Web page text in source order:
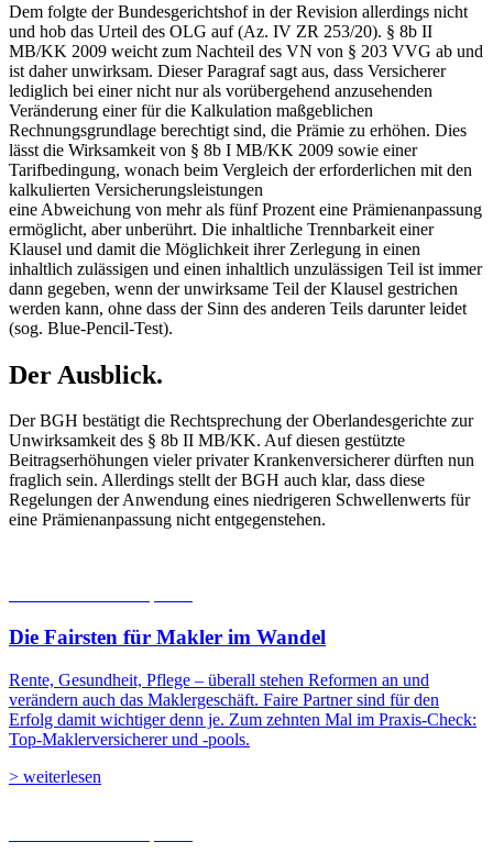
Dem folgte der Bundesgerichtshof in der Revision allerdings nicht
und hob das Urteil des OLG auf (Az. IV ZR 253/20). § 8b II
MB/KK 2009 weicht zum Nachteil des VN von § 203 VVG ab und
ist daher unwirksam. Dieser Paragraf sagt aus, dass Versicherer
lediglich bei einer nicht nur als vorübergehend anzusehenden
Veränderung einer für die Kalkulation maßgeblichen
Rechnungsgrundlage berechtigt sind, die Prämie zu erhöhen. Dies
lässt die Wirksamkeit von § 8b I MB/KK 2009 sowie einer
Tarifbedingung, wonach beim Vergleich der erforderlichen mit den
kalkulierten Versicherungsleistungen
eine Abweichung von mehr als fünf Prozent eine Prämienanpassung
ermöglicht, aber unberührt. Die inhaltliche Trennbarkeit einer
Klausel und damit die Möglichkeit ihrer Zerlegung in einen
inhaltlich zulässigen und einen inhaltlich unzulässigen Teil ist immer
dann gegeben, wenn der unwirksame Teil der Klausel gestrichen
werden kann, ohne dass der Sinn des anderen Teils darunter leidet
(sog. Blue-Pencil-Test).
Der Ausblick.
Der BGH bestätigt die Rechtsprechung der Oberlandesgerichte zur
Unwirksamkeit des § 8b II MB/KK. Auf diesen gestützte
Beitragserhöhungen vieler privater Krankenversicherer dürften nun
fraglich sein. Allerdings stellt der BGH auch klar, dass diese
Regelungen der Anwendung eines niedrigeren Schwellenwerts für
eine Prämienanpassung nicht entgegenstehen.
Die Fairsten für Makler im Wandel
Rente, Gesundheit, Pflege – überall stehen Reformen an und
verändern auch das Maklergeschäft. Faire Partner sind für den
Erfolg damit wichtiger denn je. Zum zehnten Mal im Praxis-Check:
Top-Maklerversicherer und -pools.
> weiterlesen